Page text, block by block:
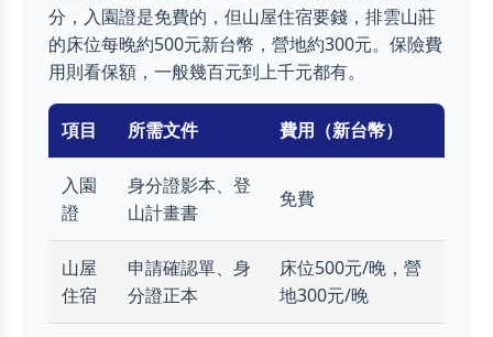
分，入園證是免費的，但山屋住宿要錢，排雲山莊
的床位每晚約500元新台幣，營地約300元。保險費
用則看保額，一般幾百元到上千元都有。
項目 所需文件 費用（新台幣）
入園
證
身分證影本、登
山計畫書
免費
山屋
住宿
申請確認單、身
分證正本
床位500元/晚，營
地300元/晚